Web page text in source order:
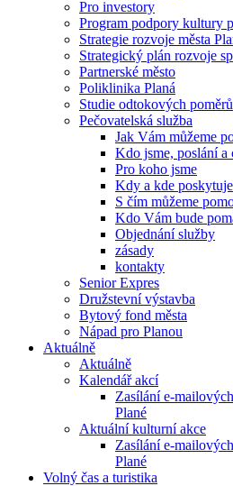
Pro investory
Program podpory kultury
Strategie rozvoje města
Strategický plán rozvoje
Partnerské město
Poliklinika Planá
Studie odtokových poměrů
Pečovatelská služba
Jak Vám můžeme
Kdo jsme, poslání a
Pro koho jsme
Kdy a kde
S čím můžeme
Kdo Vám bude
Objednání služby
zásady
kontakty
Senior Expres
Družstevní výstavba
Bytový fond města
Nápad pro Planou
Aktuálně
Aktuálně
Kalendář akcí
Zasílání e-
Plané
Aktuální kulturní akce
Zasílání e-
Plané
Volný čas a turistika